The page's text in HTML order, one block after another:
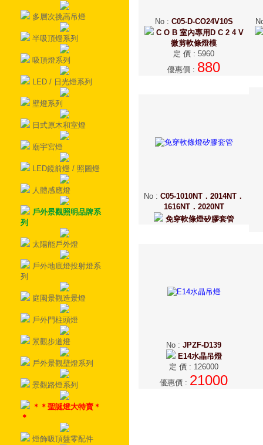
多層次挑高吊燈
半吸頂燈系列
吸頂燈系列
LED / 日光燈系列
壁燈系列
日式原木和室燈
廟宇宮燈
LED鏡前燈 / 照圖燈
人體感應燈
戶外景觀照明品牌系
列
太陽能戶外燈
戶外地底燈投射燈系
列
庭園景觀造景燈
戶外門柱頭燈
景觀步道燈
戶外景觀壁燈系列
景觀路燈系列
＊＊聖誕燈大特賣＊
＊
燈飾吸頂盤零配件
No: C05-D-CO24V10S
C O B 室內專用D C 2 4 V
微剪軟條燈模
定 價 : 5960
優惠價 : 880
No: C05-1010NT．2014NT．
1616NT．2020NT
免穿軟條燈矽膠套管
No : JPZF-D139
E14水晶吊燈
定 價 : 126000
優惠價 : 21000